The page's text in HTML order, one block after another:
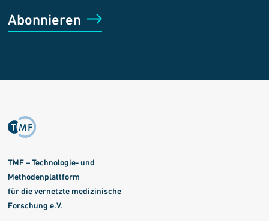
Abonnieren
TMF – Technologie- und
Methodenplattform
für die vernetzte medizinische
Forschung e.V.